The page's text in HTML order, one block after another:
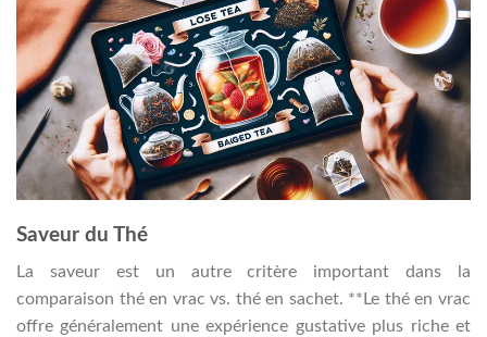
Saveur du Thé
La saveur est un autre critère important dans la
comparaison thé en vrac vs. thé en sachet. **Le thé en vrac
offre généralement une expérience gustative plus riche et